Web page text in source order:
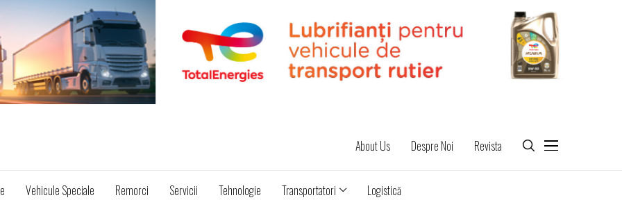
About Us Despre Noi Revista
Vehicule Speciale Remorci Servicii Tehnologie Transportatori Logistică